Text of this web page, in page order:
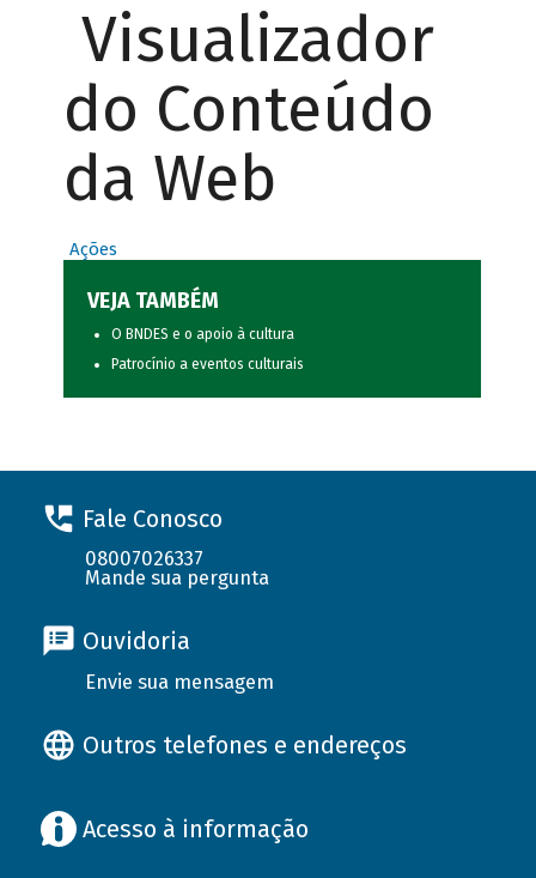
Visualizador
do Conteúdo
da Web
Ações
VEJA TAMBÉM
O BNDES e o apoio à cultura
Patrocínio a eventos culturais
Fale Conosco
08007026337
Mande sua pergunta
Ouvidoria
Envie sua mensagem
Outros telefones e endereços
Acesso à informação